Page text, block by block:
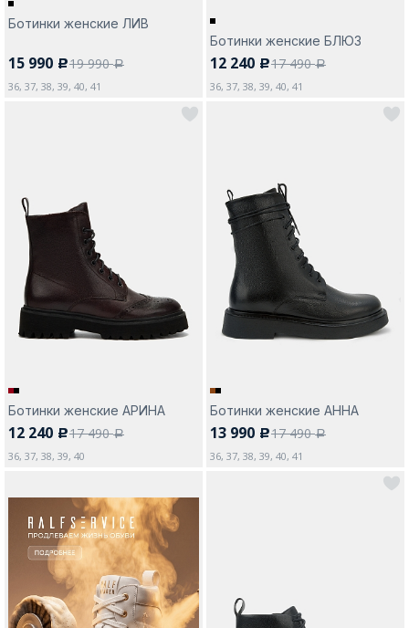
Ботинки женские ЛИВ
15 990 c19 990a
36, 37, 38, 39, 40, 41
Ботинки женские БЛЮЗ
12 240 c17 490a
36, 37, 38, 39, 40, 41
Ботинки женские АРИНА
12 240 c17 490a
36, 37, 38, 39, 40
Ботинки женские АННА
13 990 c17 490a
36, 37, 38, 39, 40, 41